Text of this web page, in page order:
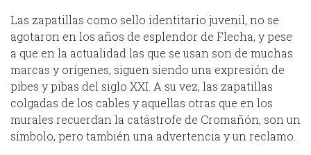
Las zapatillas como sello identitario juvenil, no se
agotaron en los años de esplendor de Flecha, y pese
a que en la actualidad las que se usan son de muchas
marcas y orígenes, siguen siendo una expresión de
pibes y pibas del siglo XXI. A su vez, las zapatillas
colgadas de los cables y aquellas otras que en los
murales recuerdan la catástrofe de Cromañón, son un
símbolo, pero también una advertencia y un reclamo.